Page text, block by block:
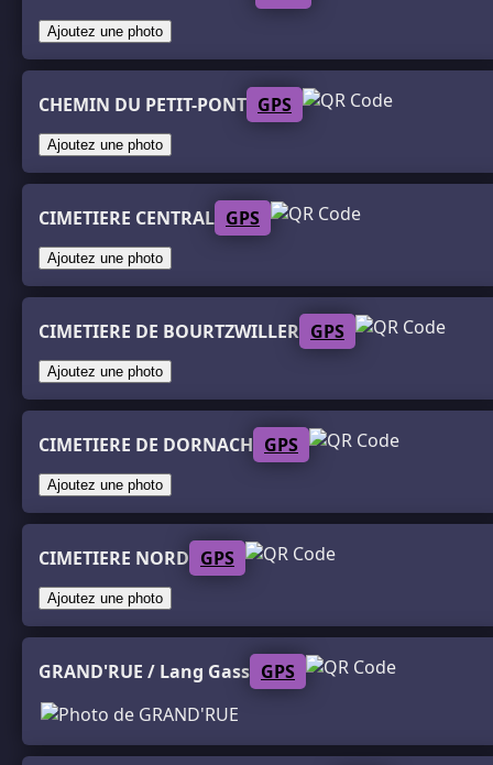
Ajoutez une photo
CHEMIN DU PETIT-PONT GPS
Ajoutez une photo
CIMETIERE CENTRAL GPS
Ajoutez une photo
CIMETIERE DE BOURTZWILLER GPS
Ajoutez une photo
CIMETIERE DE DORNACH GPS
Ajoutez une photo
CIMETIERE NORD GPS
Ajoutez une photo
GRAND'RUE / Lang Gass GPS